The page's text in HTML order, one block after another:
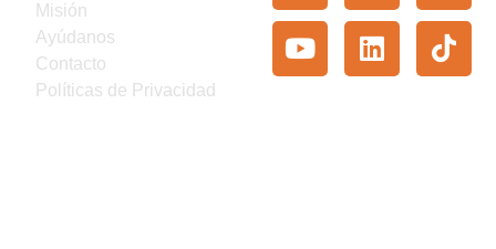
Misión
Ayúdanos
Contacto
Políticas de Privacidad